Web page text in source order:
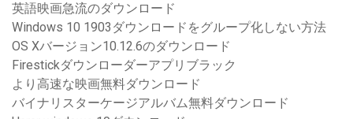
英語映画急流のダウンロード
Windows 10 1903ダウンロードをグループ化しない方法
OS Xバージョン10.12.6のダウンロード
Firestickダウンローダーアプリブラック
より高速な映画無料ダウンロード
バイナリスターケージアルバム無料ダウンロード